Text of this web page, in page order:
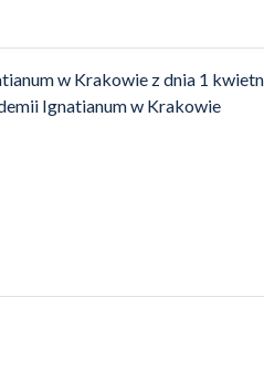
w Krakowie z dnia 1
Ignatianum w Krakowie